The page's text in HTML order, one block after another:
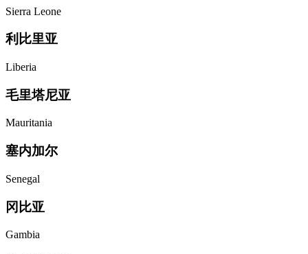
Sierra Leone
利比里亚
Liberia
毛里塔尼亚
Mauritania
塞内加尔
Senegal
冈比亚
Gambia